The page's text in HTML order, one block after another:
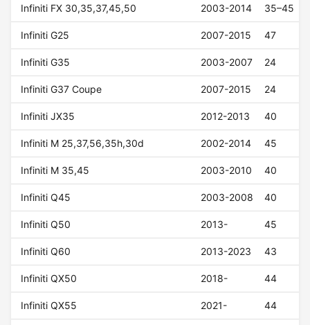
Infiniti FX 30,35,37,45,50 2003-2014 35–45
Infiniti G25 2007-2015 47
Infiniti G35 2003-2007 24
Infiniti G37 Coupe 2007-2015 24
Infiniti JX35 2012-2013 40
Infiniti M 25,37,56,35h,30d 2002-2014 45
Infiniti M 35,45 2003-2010 40
Infiniti Q45 2003-2008 40
Infiniti Q50 2013- 45
Infiniti Q60 2013-2023 43
Infiniti QX50 2018- 44
Infiniti QX55 2021- 44